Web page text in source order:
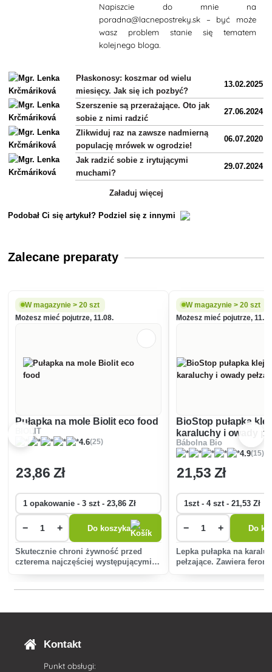
Napiszcie do mnie na
poradna@lacnepostreky.sk – być może
wasz problem stanie się tematem
kolejnego bloga.
Płaskonosy: koszmar od wielu
miesięcy. Jak się ich pozbyć?
13.02.2025
Szerszenie są przerażające. Oto jak
sobie z nimi radzić
27.06.2024
Zlikwiduj raz na zawsze nadmierną
populację mrówek w ogrodzie!
06.07.2020
Jak radzić sobie z irytującymi
muchami?
29.07.2024
Załaduj więcej
Podobał Ci się artykuł? Podziel się z innymi
Zalecane preparaty
W magazynie > 20 szt
Możesz mieć pojutrze, 11.08.
Pułapka na mole Biolit eco food
BIOLIT
4.6(25)
23,86 Zł
− + Do koszyka
Skutecznie chroni żywność przed
czterema najczęściej występującymi
W magazynie > 20 szt
Możesz mieć pojutrze,
BioStop pułapka
karaluchy i owady
Bábolna Bio
4.9(15)
21,53 Zł
− + Do
Lepka pułapka na
pełzające. Zawiera
Kontakt
Punkt obsługi: